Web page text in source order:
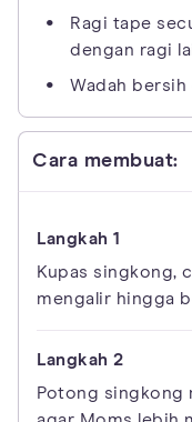
Ragi tape
dengan ragi
Wadah
Cara membuat:
Kupas singkong,
mengalir hingga
Potong singkong